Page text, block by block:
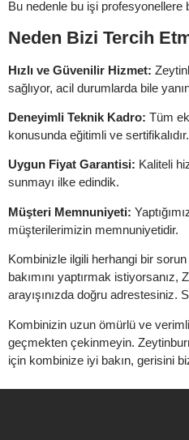
Bu nedenle bu işi profesyonellere
Neden Bizi Tercih
Hızlı ve Güvenilir Hizmet:
sağlıyor, acil durumlarda bile
Deneyimli Teknik Kadro: Tüm
konusunda eğitimli ve sertifikalıdır.
Uygun Fiyat Garantisi: Kaliteli
sunmayı ilke edindik.
Müşteri Memnuniyeti:
müşterilerimizin memnuniyetidir.
Kombinizle ilgili herhangi bir
bakımını yaptırmak
arayışınızda doğru adrestesiniz.
Kombinizin uzun ömürlü ve
geçmekten çekinmeyin.
için kombinize iyi bakın, gerisini